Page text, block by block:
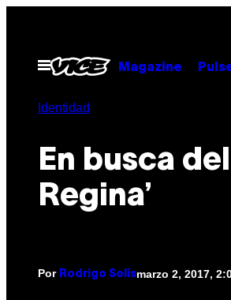
contenido
Abrir
Menú
Magazine
Identidad
En busca
Regina’
Por Rodrigo Solísmarzo 2, 2017,